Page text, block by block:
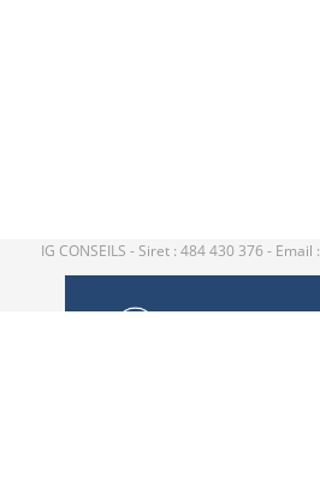
IG CONSEILS - Siret : 484 430 376 - Email :